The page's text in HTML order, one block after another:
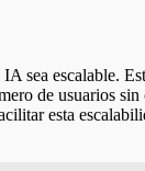
sea escalable.
de usuarios sin
esta